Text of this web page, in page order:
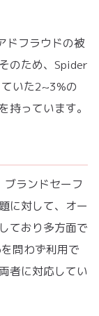
ドフラウドの被
のため、Spider
いた2~3%の
持っています。
ランドセーフ
に対して、オー
ており多方面で
問わず利用で
者に対応してい